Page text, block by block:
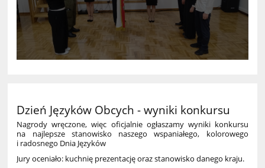
Dzień Języków Obcych - wyniki konkursu
Nagrody wręczone, więc oficjalnie ogłaszamy wyniki konkursu
na najlepsze stanowisko naszego wspaniałego, kolorowego
i radosnego Dnia Języków
Jury oceniało: kuchnię prezentację oraz stanowisko danego kraju.